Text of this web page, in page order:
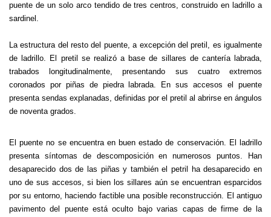
puente de un solo arco tendido de tres centros, construido en ladrillo a
sardinel.
La estructura del resto del puente, a excepción del pretil, es igualmente
de ladrillo. El pretil se realizó a base de sillares de cantería labrada,
trabados longitudinalmente, presentando sus cuatro extremos
coronados por piñas de piedra labrada. En sus accesos el puente
presenta sendas explanadas, definidas por el pretil al abrirse en ángulos
de noventa grados.
El puente no se encuentra en buen estado de conservación. El ladrillo
presenta síntomas de descomposición en numerosos puntos. Han
desaparecido dos de las piñas y también el petril ha desaparecido en
uno de sus accesos, si bien los sillares aún se encuentran esparcidos
por su entorno, haciendo factible una posible reconstrucción. El antiguo
pavimento del puente está oculto bajo varias capas de firme de la